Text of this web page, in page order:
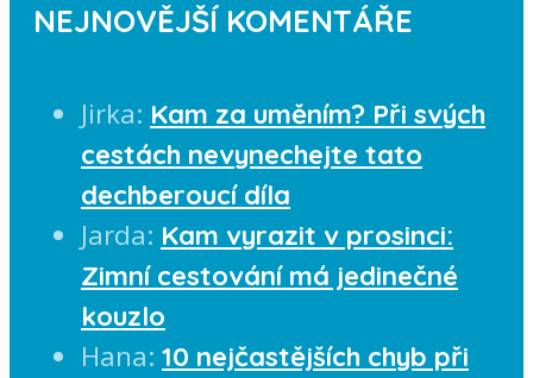
NEJNOVĚJŠÍ KOMENTÁŘE
Jirka: Kam za uměním? Při svých
cestách nevynechejte tato
dechberoucí díla
Jarda: Kam vyrazit v prosinci:
Zimní cestování má jedinečné
kouzlo
Hana: 10 nejčastějších chyb při